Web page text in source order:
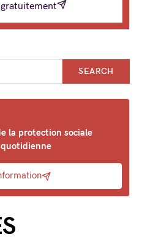
gratuitement
SEARCH
la protection sociale